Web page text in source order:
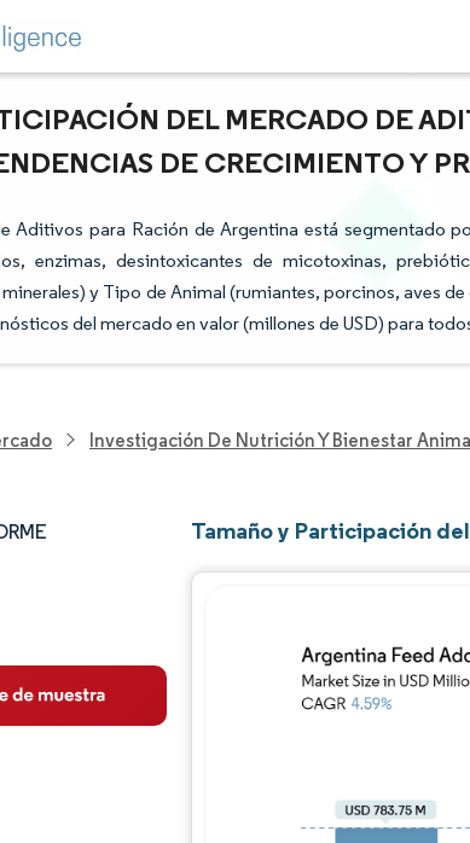
DEL MERCADO DE
DE CRECIMIENTO Y
Aditivos para Ración de Argentina está segmentado
enzimas, desintoxicantes de micotoxinas,
y Tipo de Animal (rumiantes, porcinos, aves
del mercado en valor (millones de USD) para
Investigación De Nutrición Y Bienestar
del Mercado
Tamaño y Participación